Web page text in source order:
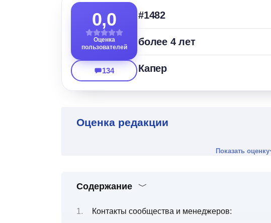
0,0
Оценка
пользователей
134
#1482
более 4 лет
Капер
Оценка редакции
Показать оценку
Содержание
Контакты сообщества и менеджеров: